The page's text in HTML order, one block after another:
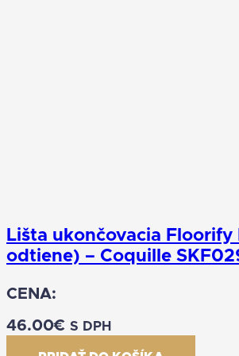
Lišta ukončovacia Floorify
odtiene) – Coquille
CENA:
46.00€ S DPH